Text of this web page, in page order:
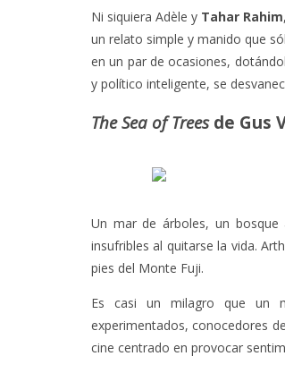
Ni siquiera Adèle y Tahar Rahim
un relato simple y manido que
en un par de ocasiones,
y político inteligente, se
The Sea of Treesde Gus
Un mar de árboles, un
insufribles al quitarse la vida.
pies del Monte Fuji.
Es casi un milagro que un
experimentados, conocedores
cine centrado en provocar